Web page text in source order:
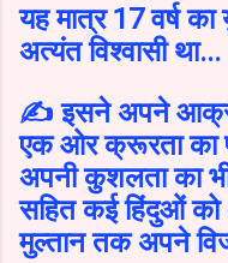
यह मात्र 17 वर्ष
अत्यंत विश्वासी था...
✍️ इसने अपने
एक ओर क्रूरता का
अपनी कुशलता का
सहित कई हिंदुओं
मुल्तान तक अपने